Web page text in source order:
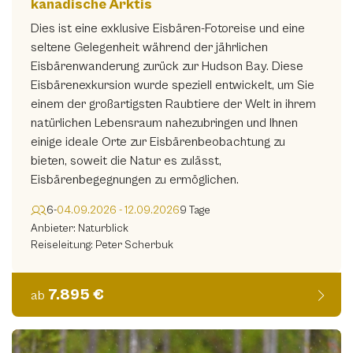
Benny Reiter Fotografie (0)
Buschmann Safaris
Diamir Erlebnisreisen (2)
Die Fotofüchse
Eyecatcher Fotoreisen(0)
Focuswelten (0)
Hands on Camera
Imprintmytravel
Indien Jones (0)
Karawane Reisen (0)
kanadische Arktis
Dies ist eine exklusive Eisbären-Fotoreise und eine
seltene Gelegenheit während der jährlichen
Eisbärenwanderung zurück zur Hudson Bay. Diese
Eisbärenexkursion wurde speziell entwickelt, um Sie
einem der großartigsten Raubtiere der Welt in ihrem
natürlichen Lebensraum nahezubringen und Ihnen
einige ideale Orte zur Eisbärenbeobachtung zu
bieten, soweit die Natur es zulässt,
Eisbärenbegegnungen zu ermöglichen.
6-04.09.2026 - 12.09.20269 Tage
Anbieter: Naturblick
Reiseleitung: Peter Scherbuk
ab 7.895 €